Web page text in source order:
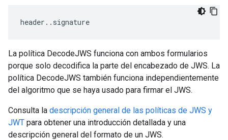
header..signature
La política DecodeJWS funciona con ambos formularios
porque solo decodifica la parte del encabezado de JWS. La
política DecodeJWS también funciona independientemente
del algoritmo que se haya usado para firmar el JWS.
Consulta la descripción general de las políticas de JWS y
JWT para obtener una introducción detallada y una
descripción general del formato de un JWS.